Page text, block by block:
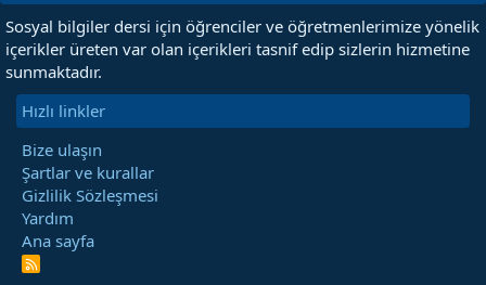
Sosyal bilgiler dersi için öğrenciler ve öğretmenlerimize yönelik
içerikler üreten var olan içerikleri tasnif edip sizlerin hizmetine
sunmaktadır.
Hızlı linkler
Bize ulaşın
Şartlar ve kurallar
Gizlilik Sözleşmesi
Yardım
Ana sayfa
R